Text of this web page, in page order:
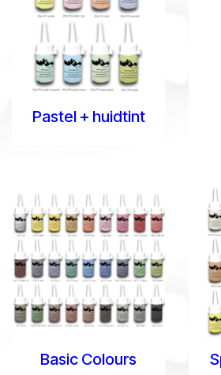
Pastel + huidtint
Basic Colours